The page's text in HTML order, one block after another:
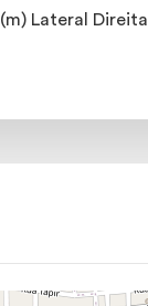
(m) Lateral Direita